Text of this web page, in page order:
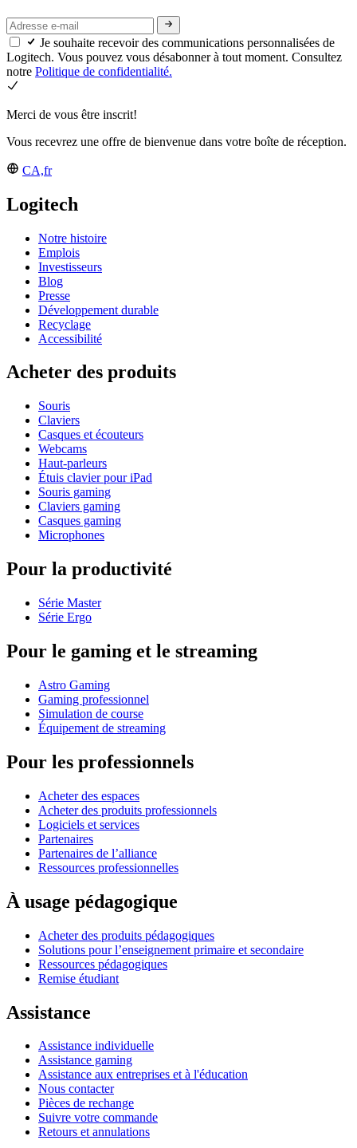
Je souhaite recevoir des communications personnalisées de
Logitech. Vous pouvez vous désabonner à tout moment. Consultez
notre Politique de confidentialité.
Merci de vous être inscrit!
Vous recevrez une offre de bienvenue dans votre boîte de réception.
CA,fr
Logitech
Notre histoire
Emplois
Investisseurs
Blog
Presse
Développement durable
Recyclage
Accessibilité
Acheter des produits
Souris
Claviers
Casques et écouteurs
Webcams
Haut-parleurs
Étuis clavier pour iPad
Souris gaming
Claviers gaming
Casques gaming
Microphones
Pour la productivité
Série Master
Série Ergo
Pour le gaming et le streaming
Astro Gaming
Gaming professionnel
Simulation de course
Équipement de streaming
Pour les professionnels
Acheter des espaces
Acheter des produits professionnels
Logiciels et services
Partenaires
Partenaires de l’alliance
Ressources professionnelles
À usage pédagogique
Acheter des produits pédagogiques
Solutions pour l’enseignement primaire et secondaire
Ressources pédagogiques
Remise étudiant
Assistance
Assistance individuelle
Assistance gaming
Assistance aux entreprises et à l'éducation
Nous contacter
Pièces de rechange
Suivre votre commande
Retours et annulations